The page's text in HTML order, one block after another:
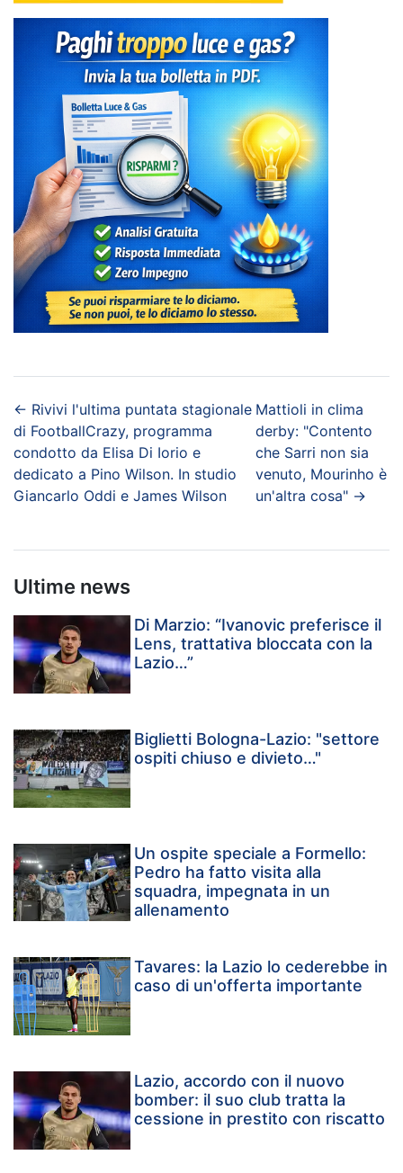
← Rivivi l'ultima puntata stagionale
di FootballCrazy, programma
condotto da Elisa Di Iorio e
dedicato a Pino Wilson. In studio
Giancarlo Oddi e James Wilson
Mattioli in clima
derby: "Contento
che Sarri non sia
venuto, Mourinho è
un'altra cosa"→
Ultime news
Di Marzio: “Ivanovic preferisce il
Lens, trattativa bloccata con la
Lazio…”
Biglietti Bologna-Lazio: "settore
ospiti chiuso e divieto…"
Un ospite speciale a Formello:
Pedro ha fatto visita alla
squadra, impegnata in un
allenamento
Tavares: la Lazio lo cederebbe in
caso di un'offerta importante
Lazio, accordo con il nuovo
bomber: il suo club tratta la
cessione in prestito con riscatto